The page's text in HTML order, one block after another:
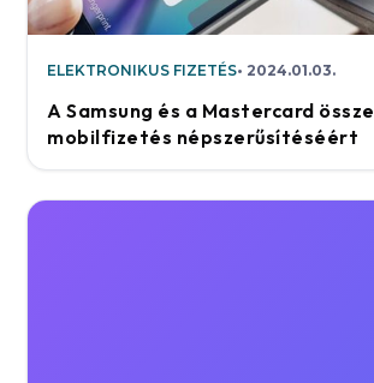
ELEKTRONIKUS FIZETÉS 2024.01.03.
A Samsung és a Mastercard
mobilfizetés népszerűsítéséért